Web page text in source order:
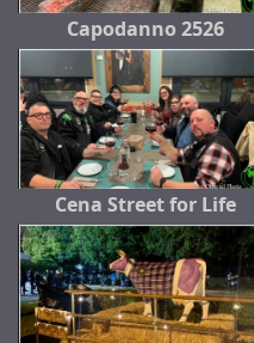
Capodanno 2526
Cena Street for Life